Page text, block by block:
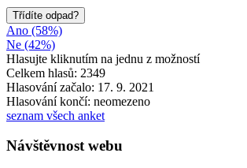
Třídíte odpad?
Ano (58%)
Ne (42%)
Hlasujte kliknutím na jednu z možností
Celkem hlasů: 2349
Hlasování začalo: 17. 9. 2021
Hlasování končí: neomezeno
seznam všech anket
Návštěvnost webu